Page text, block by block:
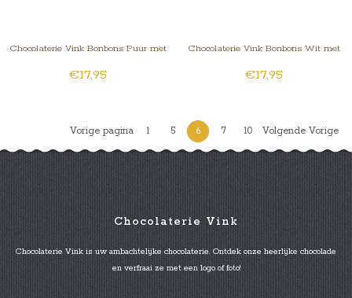
Chocolaterie Vink Bonbons Puur met
Foto/Logo 7 stuks
€17,95
Chocolaterie Vink Bonbons Wit met
Foto/Logo 7 stuks
€17,95
Vorige pagina 1 5 6 7 10 Volgende Vorige
Chocolaterie Vink
Chocolaterie Vink is uw ambachtelijke chocolaterie. Ontdek onze heerlijke chocolade
en verfraai ze met een logo of foto!